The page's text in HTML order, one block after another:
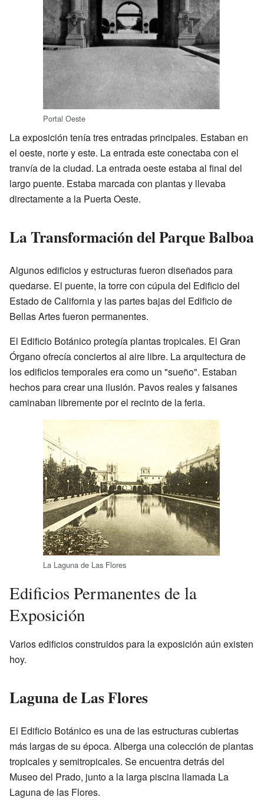
Portal Oeste
La exposición tenía tres entradas principales. Estaban en
el oeste, norte y este. La entrada este conectaba con el
tranvía de la ciudad. La entrada oeste estaba al final del
largo puente. Estaba marcada con plantas y llevaba
directamente a la Puerta Oeste.
La Transformación del Parque Balboa
Algunos edificios y estructuras fueron diseñados para
quedarse. El puente, la torre con cúpula del Edificio del
Estado de California y las partes bajas del Edificio de
Bellas Artes fueron permanentes.
El Edificio Botánico protegía plantas tropicales. El Gran
Órgano ofrecía conciertos al aire libre. La arquitectura de
los edificios temporales era como un "sueño". Estaban
hechos para crear una ilusión. Pavos reales y faisanes
caminaban libremente por el recinto de la feria.
La Laguna de Las Flores
Edificios Permanentes de la
Exposición
Varios edificios construidos para la exposición aún existen
hoy.
Laguna de Las Flores
El Edificio Botánico es una de las estructuras cubiertas
más largas de su época. Alberga una colección de plantas
tropicales y semitropicales. Se encuentra detrás del
Museo del Prado, junto a la larga piscina llamada La
Laguna de las Flores.